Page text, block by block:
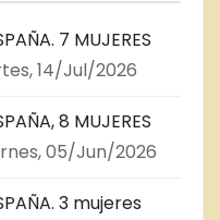
7 MUJERES
14/Jul/2026
8 MUJERES
05/Jun/2026
3 mujeres